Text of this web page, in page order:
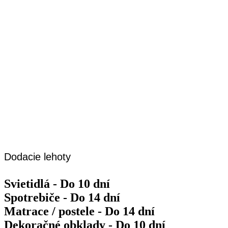
Dodacie lehoty
Svietidlá - Do 10 dní
Spotrebiče - Do 14 dní
Matrace / postele - Do 14 dní
Dekoračné obklady - Do 10 dní